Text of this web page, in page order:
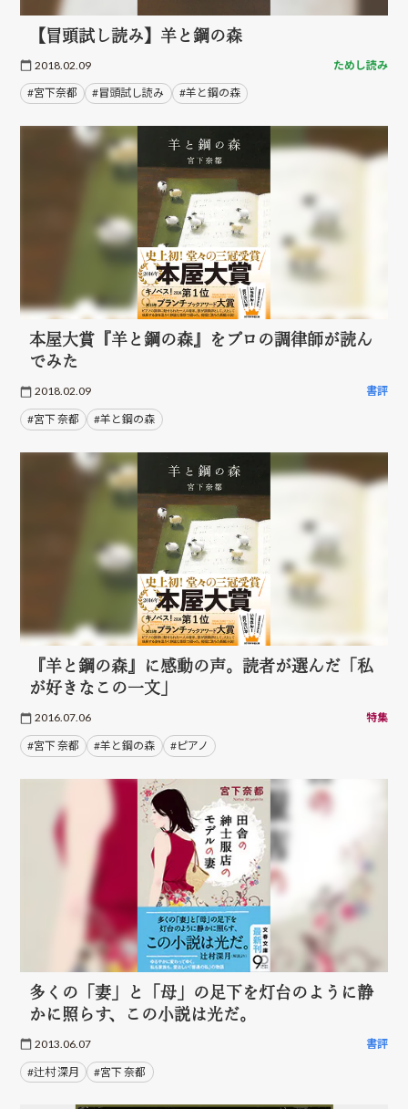
【冒頭試し読み】羊と鋼の森
2018.02.09 ためし読み
#宮下奈都 #冒頭試し読み #羊と鋼の森
本屋大賞『羊と鋼の森』をプロの調律師が読ん
でみた
2018.02.09 書評
#宮下 奈都 #羊と鋼の森
『羊と鋼の森』に感動の声。読者が選んだ「私
が好きなこの一文」
2016.07.06 特集
#宮下 奈都 #羊と鋼の森 #ピアノ
多くの「妻」と「母」の足下を灯台のように静
かに照らす、この小説は光だ。
2013.06.07 書評
#辻村 深月 #宮下 奈都